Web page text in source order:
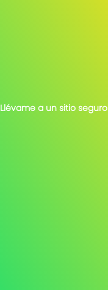
Llévame a un sitio seguro